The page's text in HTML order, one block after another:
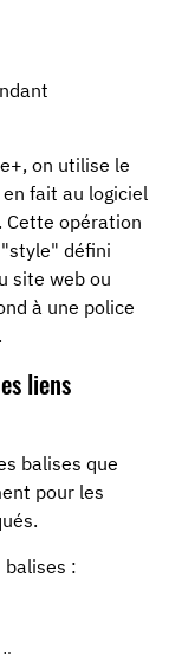
on utilise le
fait au logiciel
Cette opération
défini
site web ou
à une police
liens
balises que
pour les
balises :